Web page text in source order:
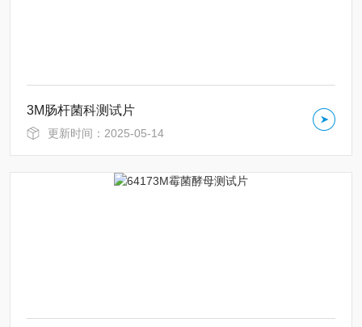
3M肠杆菌科测试片
更新时间：2025-05-14